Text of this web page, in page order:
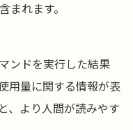
まれます。
ンドを実行した結果
用量に関する情報が表
、より人間が読みやす